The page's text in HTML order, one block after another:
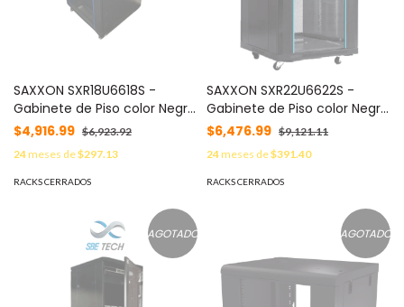
SAXXON SXR18U6618S -
Gabinete de Piso color Negro
/ 18UR / Puerta de Vidrio
Templado / Alto 100 cm /
Ancho 60 cm / Profundidad
60 cm #SXNDESCUENTO
$4,916.99 $6,923.92
24meses de$297.13
RACKS CERRADOS
SAXXON SXR22U6622S -
Gabinete de Piso color Negro
/ 22UR / Puerta de Vidrio
Templado / Alto 109 cm /
Ancho 60 cm / Profundidad
60 cm / Incluye Base con 2
$6,476.99 $9,121.11
24meses de$391.40
RACKS CERRADOS
AGOTADO AGOTADO